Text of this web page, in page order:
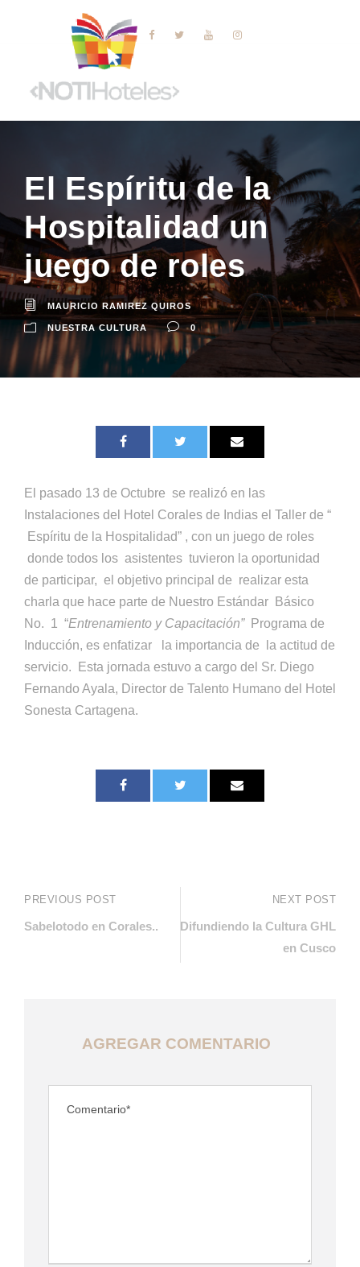
El Espíritu de la
Hospitalidad un
juego de roles
MAURICIO RAMIREZ QUIROS
NUESTRA CULTURA 0
El pasado 13 de Octubre se realizó en las
Instalaciones del Hotel Corales de Indias el Taller de “
Espíritu de la Hospitalidad” , con un juego de roles
donde todos los asistentes tuvieron la oportunidad
de participar, el objetivo principal de realizar esta
charla que hace parte de Nuestro Estándar Básico
No. 1 “Entrenamiento y Capacitación”Programa de
Inducción, es enfatizar la importancia de la actitud de
servicio. Esta jornada estuvo a cargo del Sr. Diego
Fernando Ayala, Director de Talento Humano del Hotel
Sonesta Cartagena.
PREVIOUS POST
Sabelotodo en Corales..
NEXT POST
Difundiendo la Cultura GHL
en Cusco
AGREGAR COMENTARIO